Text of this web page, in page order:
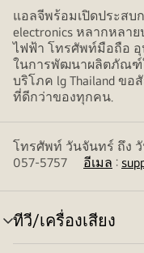
แอลจีพร้อมเปิดประส
electronics หลากหลาย
ไฟฟ้า โทรศัพท์มือถือ
ในการพัฒนาผลิตภัณฑ์
บริโภค lg Thailand ข
ที่ดีกว่าของทุกคน.
โทรศัพท์ วันจันทร์ ถึง วั
057-5757 อีเมล :
ทีวี/เครื่องเสียง
สลับ
เมนู